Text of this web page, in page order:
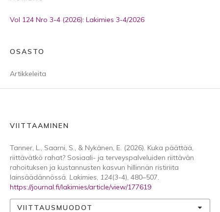
Vol 124 Nro 3-4 (2026): Lakimies 3-4/2026
OSASTO
Artikkeleita
VIITTAAMINEN
Tanner, L., Saarni, S., & Nykänen, E. (2026). Kuka päättää,
riittävätkö rahat? Sosiaali- ja terveyspalveluiden riittävän
rahoituksen ja kustannusten kasvun hillinnän ristiriita
lainsäädännössä. Lakimies, 124(3-4), 480–507.
https://journal.fi/lakimies/article/view/177619
VIITTAUSMUODOT